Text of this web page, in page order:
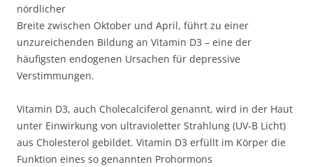
nördlicher
Breite zwischen Oktober und April, führt zu einer
unzureichenden Bildung an Vitamin D3 – eine der
häufigsten endogenen Ursachen für depressive
Verstimmungen.
Vitamin D3, auch Cholecalciferol genannt, wird in der Haut
unter Einwirkung von ultravioletter Strahlung (UV-B Licht)
aus Cholesterol gebildet. Vitamin D3 erfüllt im Körper die
Funktion eines so genannten Prohormons